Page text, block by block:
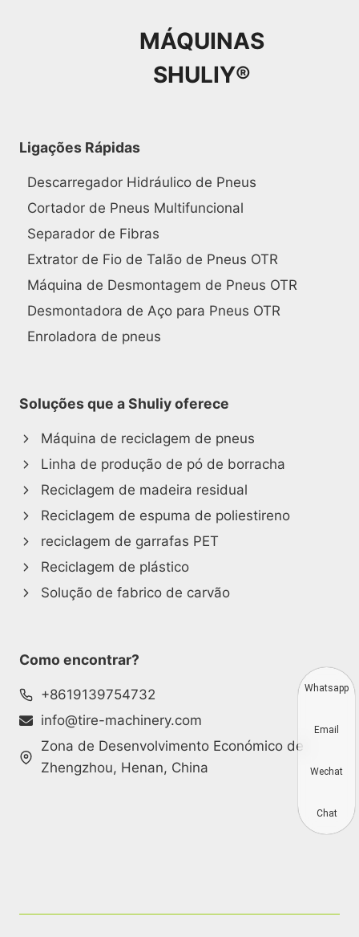
MÁQUINAS
SHULIY®
Ligações Rápidas
Descarregador Hidráulico de Pneus
Cortador de Pneus Multifuncional
Separador de Fibras
Extrator de Fio de Talão de Pneus OTR
Máquina de Desmontagem de Pneus OTR
Desmontadora de Aço para Pneus OTR
Enroladora de pneus
Soluções que a Shuliy oferece
Máquina de reciclagem de pneus
Linha de produção de pó de borracha
Reciclagem de madeira residual
Reciclagem de espuma de poliestireno
reciclagem de garrafas PET
Reciclagem de plástico
Solução de fabrico de carvão
Como encontrar?
+8619139754732
info@tire-machinery.com
Zona de Desenvolvimento Económico de
Zhengzhou, Henan, China
Whatsapp
Email
Wechat
Chat